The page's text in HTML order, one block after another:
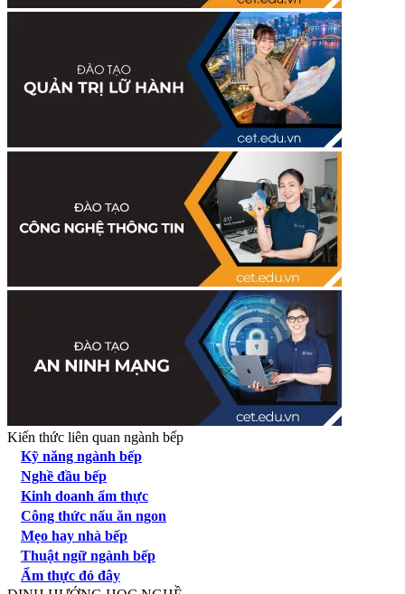
Kiến thức liên quan ngành bếp
Kỹ năng ngành bếp
Nghề đầu bếp
Kinh doanh ẩm thực
Công thức nấu ăn ngon
Mẹo hay nhà bếp
Thuật ngữ ngành bếp
Ẩm thực đó đây